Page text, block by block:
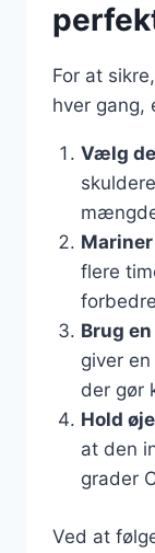
For at
hver gang,
Vælg
flere
Brug
giver
der gør
Hold
at den
grader
Ved at